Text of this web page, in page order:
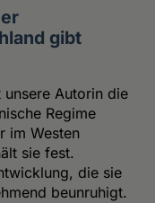
gibt
Autorin die
Regime
im Westen
sie fest.
die sie
beunruhigt.